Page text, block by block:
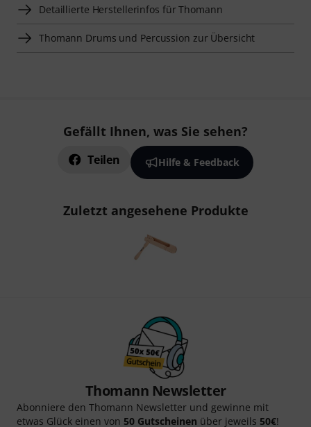
Detaillierte Herstellerinfos für Thomann
Thomann Drums und Percussion zur Übersicht
Gefällt Ihnen, was Sie sehen?
Teilen Hilfe & Feedback
Zuletzt angesehene Produkte
Thomann Newsletter
Abonniere den Thomann Newsletter und gewinne mit
etwas Glück einen von 50 Gutscheinen über jeweils 50€!